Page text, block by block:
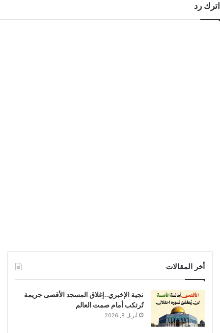
اترك رد
أخر المقالات
نجية الإخبري..إغلاق المسجد الأقصى جريمة
تُرتكب أمام صمت العالم
أبريل 8, 2026